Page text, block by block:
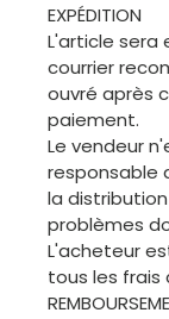
EXPÉDITION
L'article sera
courrier
ouvré après
paiement.
Le vendeur
responsable
la
problèmes
L'acheteur
tous les frais